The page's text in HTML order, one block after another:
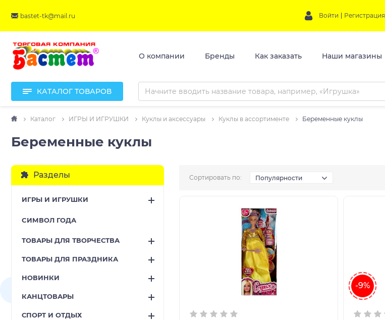
bastet-tk@mail.ru Войти Регистрация
О компании Бренды Как заказать Наши магазины
КАТАЛОГ ТОВАРОВ
Каталог ИГРЫ И ИГРУШКИ Куклы и аксессуары Куклы в ассортименте Беременные куклы
Беременные куклы
Разделы
ИГРЫ И ИГРУШКИ
CИМВОЛ ГОДА
ТОВАРЫ ДЛЯ ТВОРЧЕСТВА
ТОВАРЫ ДЛЯ ПРАЗДНИКА
НОВИНКИ
КАНЦТОВАРЫ
СПОРТ И ОТДЫХ
Сортировать по: Популярности
-9%